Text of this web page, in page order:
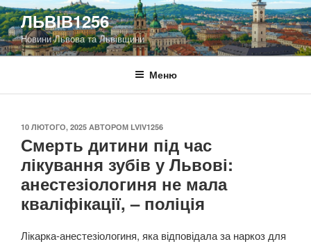
Перейти
до
вмісту
ЛЬВІВ1256
Новини Львова та Львівщини
Меню
ОПУБЛІКОВАНО
10 ЛЮТОГО, 2025 АВТОРОМ LVIV1256
Смерть дитини під час
лікування зубів у Львові:
анестезіологиня не мала
кваліфікації, – поліція
Лікарка-анестезіологиня, яка відповідала за наркоз для